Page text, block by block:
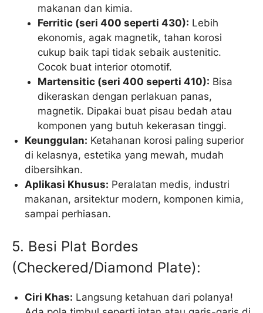
makanan dan kimia.
Ferritic (seri 400 seperti 430): Lebih
ekonomis, agak magnetik, tahan korosi
cukup baik tapi tidak sebaik austenitic.
Cocok buat interior otomotif.
Martensitic (seri 400 seperti 410): Bisa
dikeraskan dengan perlakuan panas,
magnetik. Dipakai buat pisau bedah atau
komponen yang butuh kekerasan tinggi.
Keunggulan: Ketahanan korosi paling superior
di kelasnya, estetika yang mewah, mudah
dibersihkan.
Aplikasi Khusus: Peralatan medis, industri
makanan, arsitektur modern, komponen kimia,
sampai perhiasan.
5. Besi Plat Bordes
(Checkered/Diamond Plate):
Ciri Khas: Langsung ketahuan dari polanya!